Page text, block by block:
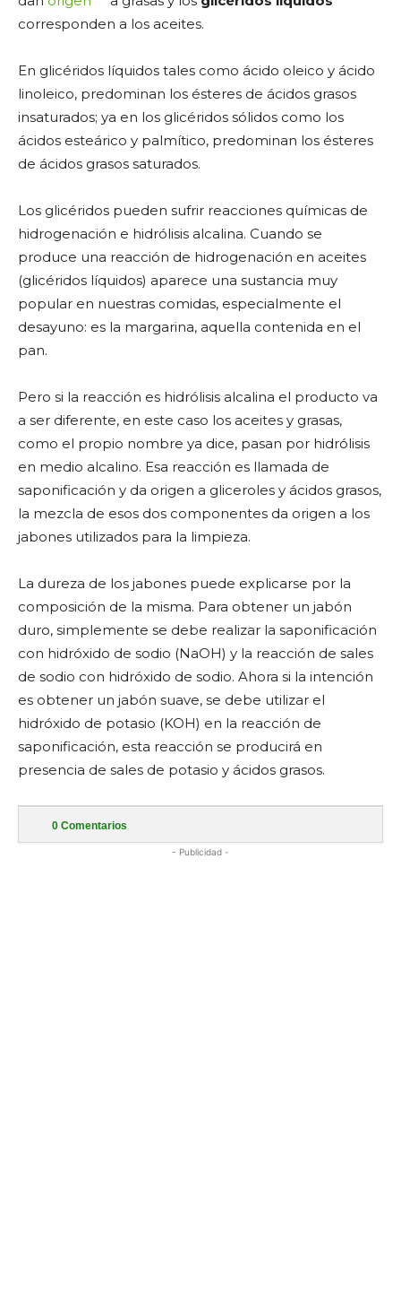
corresponden a los aceites.
En glicéridos líquidos tales como ácido oleico y ácido
linoleico, predominan los ésteres de ácidos grasos
insaturados; ya en los glicéridos sólidos como los
ácidos esteárico y palmítico, predominan los ésteres
de ácidos grasos saturados.
Los glicéridos pueden sufrir reacciones químicas de
hidrogenación e hidrólisis alcalina. Cuando se
produce una reacción de hidrogenación en aceites
(glicéridos líquidos) aparece una sustancia muy
popular en nuestras comidas, especialmente el
desayuno: es la margarina, aquella contenida en el
pan.
Pero si la reacción es hidrólisis alcalina el producto va
a ser diferente, en este caso los aceites y grasas,
como el propio nombre ya dice, pasan por hidrólisis
en medio alcalino. Esa reacción es llamada de
saponificación y da origen a gliceroles y ácidos grasos,
la mezcla de esos dos componentes da origen a los
jabones utilizados para la limpieza.
La dureza de los jabones puede explicarse por la
composición de la misma. Para obtener un jabón
duro, simplemente se debe realizar la saponificación
con hidróxido de sodio (NaOH) y la reacción de sales
de sodio con hidróxido de sodio. Ahora si la intención
es obtener un jabón suave, se debe utilizar el
hidróxido de potasio (KOH) en la reacción de
saponificación, esta reacción se producirá en
presencia de sales de potasio y ácidos grasos.
0 Comentarios
- Publicidad -